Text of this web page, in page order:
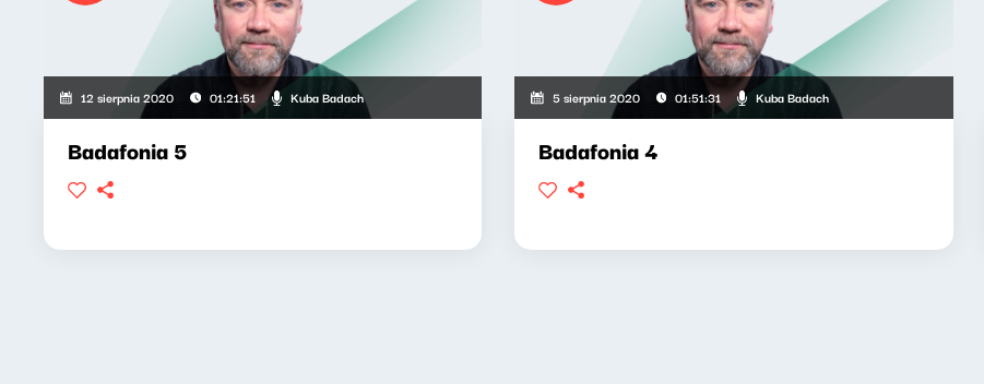
12 sierpnia 2020 01:21:51 Kuba Badach
Badafonia 5
5 sierpnia 2020 01:51:31 Kuba Badach
Badafonia 4